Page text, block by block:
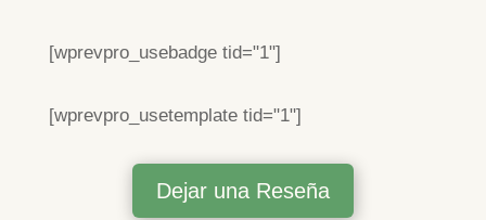
[wprevpro_usebadge tid="1"]
[wprevpro_usetemplate tid="1"]
Dejar una Reseña